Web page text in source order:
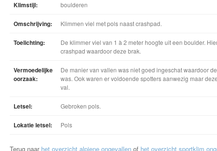
Klimstijl: boulderen
Omschrijving: Klimmen viel met pols naast crashpad.
Toelichting:
De klimmer viel van 1 à 2 meter hoogte uit een boulder.
crashpad waardoor deze brak.
Vermoedelijke
oorzaak:
De manier van vallen was niet goed ingeschat waardoor
was. Ook waren er voldoende spotters aanwezig maar
val.
Letsel: Gebroken pols.
Lokatie letsel: Pols
Terug naar het overzicht alpiene ongevallen of het overzicht sportklim